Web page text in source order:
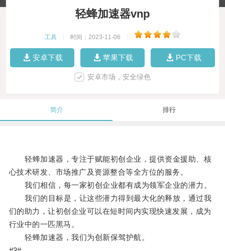
轻蜂加速器vnp
工具 时间：2023-11-06
安卓下载 苹果下载 PC下载
安卓市场，安全绿色
简介 排行
轻蜂加速器，专注于赋能初创企业，提供资金援助、核
心技术研发、市场推广及资源整合等全方位的服务。
我们相信，每一家初创企业都有成为领军企业的潜力。
我们的目标是，让这些潜力得到最大化的释放，通过我
们的助力，让初创企业可以在短时间内实现快速发展，成为
行业中的一匹黑马。
轻蜂加速器，我们为创新保驾护航。